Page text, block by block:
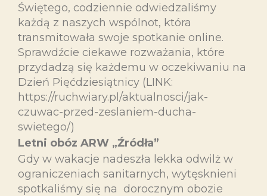
Świętego, codziennie odwiedzaliśmy
każdą z naszych wspólnot, która
transmitowała swoje spotkanie online.
Sprawdźcie ciekawe rozważania, które
przydadzą się każdemu w oczekiwaniu na
Dzień Pięćdziesiątnicy (LINK:
https://ruchwiary.pl/aktualnosci/jak-
czuwac-przed-zeslaniem-ducha-
swietego/)
Letni obóz ARW „Źródła”
Gdy w wakacje nadeszła lekka odwilż w
ograniczeniach sanitarnych, wytęsknieni
spotkaliśmy się na dorocznym obozie